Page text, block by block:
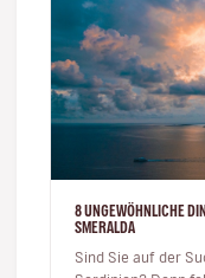
8 UNGEWÖHNLICHE
SMERALDA
Sind Sie auf der